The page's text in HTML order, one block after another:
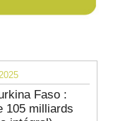
Faso :
105 milliards